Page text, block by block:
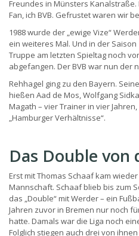
Freundes in Münsters
Fan, ich BVB. Gefrustet waren wir
1988 wurde der „ewige Vize“
ein weiteres Mal. Und in der
Truppe am letzten Spieltag noch
abgefangen. Der BVB war nun
Rehhagel ging zu den Bayern.
hießen Aad de Mos, Wolfgang
Magath – vier Trainer in vier
„Hamburger Verhältnisse“.
Das Double von
Erst mit Thomas Schaaf kam
Mannschaft. Schaaf blieb bis zum
das „Double“ mit Werder – ein
Jahren zuvor in Bremen nur noch
hatte. Damals war die Liga noch
Folglich stiegen auch drei von